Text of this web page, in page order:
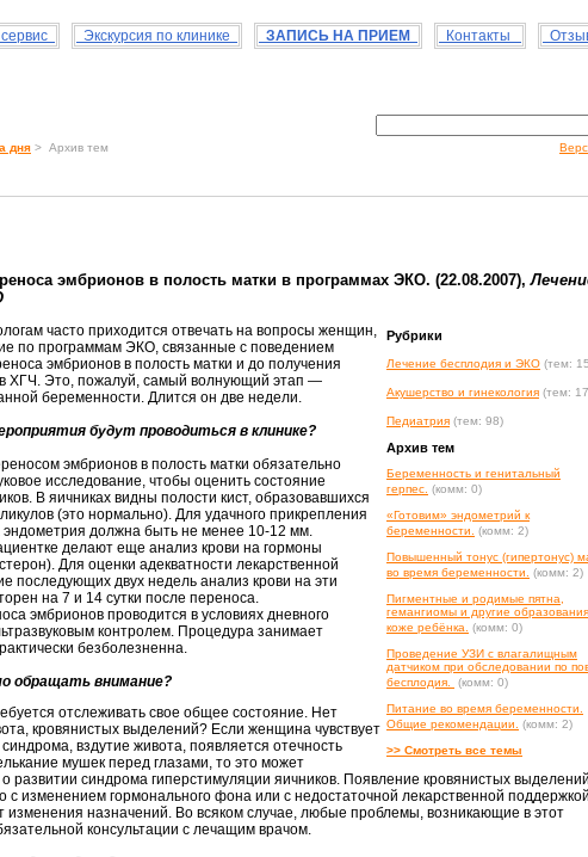
Экскурсия по клинике ЗАПИСЬ НА ПРИЕМ Контакты
дня > Архив тем
эмбрионов в полость матки в программах ЭКО. (22.08.2007),
Рубрики
Лечение бесплодия и ЭКО (тем:
Акушерство и гинекология (тем:
Педиатрия (тем: 98)
Архив тем
Беременность и генитальный
герпес. (комм: 0)
«Готовим» эндометрий к
беременности.
(комм: 2)
Повышенный тонус (гипертонус)
во время беременности.
(комм: 2)
Пигментные и родимые пятна,
гемангиомы и другие
коже ребёнка.
(комм: 0)
Проведение УЗИ с влагалищным
датчиком при обследовании по
бесплодия.
(комм: 0)
Питание во время беременности.
Общие рекомендации.
(комм: 2)
>> Смотреть все темы
часто приходится отвечать на вопросы женщин,
по программам ЭКО, связанные с поведением
эмбрионов в полость матки и до получения
ХГЧ. Это, пожалуй, самый волнующий этап —
беременности. Длится он две недели.
будут проводиться в клинике?
эмбрионов в полость матки обязательно
исследование, чтобы оценить состояние
В яичниках видны полости кист, образовавшихся
(это нормально). Для удачного прикрепления
должна быть не менее 10-12 мм.
делают еще анализ крови на гормоны
Для оценки адекватности лекарственной
последующих двух недель анализ крови на эти
на 7 и 14 сутки после переноса.
эмбрионов проводится в условиях дневного
контролем. Процедура занимает
безболезненна.
обращать внимание?
отслеживать свое общее состояние. Нет
кровянистых выделений? Если женщина чувствует
вздутие живота, появляется отечность
мушек перед глазами, то это может
о развитии синдрома гиперстимуляции яичников. Появление кровянистых выделений
с изменением гормонального фона или с недостаточной лекарственной
изменения назначений. Во всяком случае, любые проблемы, возникающие в этот
консультации с лечащим врачом.